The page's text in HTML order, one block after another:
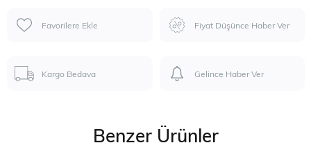
Favorilere Ekle Fiyat Düşünce Haber Ver
Kargo Bedava Gelince Haber Ver
Benzer Ürünler